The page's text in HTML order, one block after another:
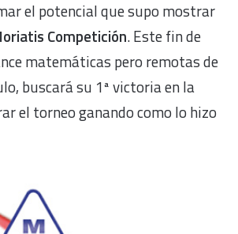
el potencial que supo mostrar
Competición. Este fin de
matemáticas pero remotas de
buscará su 1ª victoria en la
el torneo ganando como lo hizo